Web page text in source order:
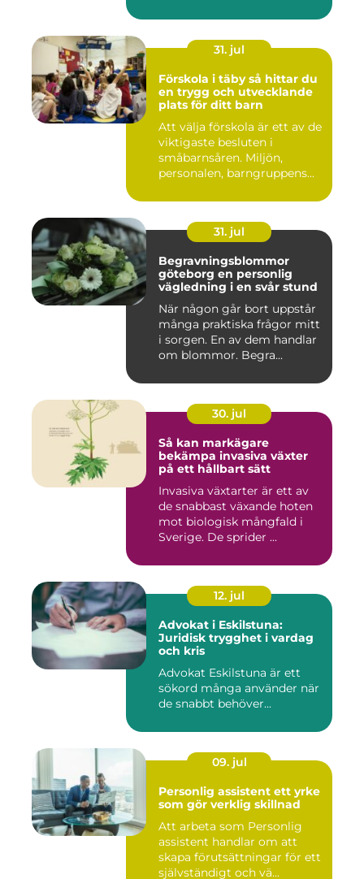
31. jul
Förskola i täby så hittar du
en trygg och utvecklande
plats för ditt barn
Att välja förskola är ett av de
viktigaste besluten i
småbarnsåren. Miljön,
personalen, barngruppens...
31. jul
Begravningsblommor
göteborg en personlig
vägledning i en svår stund
När någon går bort uppstår
många praktiska frågor mitt
i sorgen. En av dem handlar
om blommor. Begra...
30. jul
Så kan markägare
bekämpa invasiva växter
på ett hållbart sätt
Invasiva växtarter är ett av
de snabbast växande hoten
mot biologisk mångfald i
Sverige. De sprider ...
12. jul
Advokat i Eskilstuna:
Juridisk trygghet i vardag
och kris
Advokat Eskilstuna är ett
sökord många använder när
de snabbt behöver...
09. jul
Personlig assistent ett yrke
som gör verklig skillnad
Att arbeta som Personlig
assistent handlar om att
skapa förutsättningar för ett
självständigt och vä...